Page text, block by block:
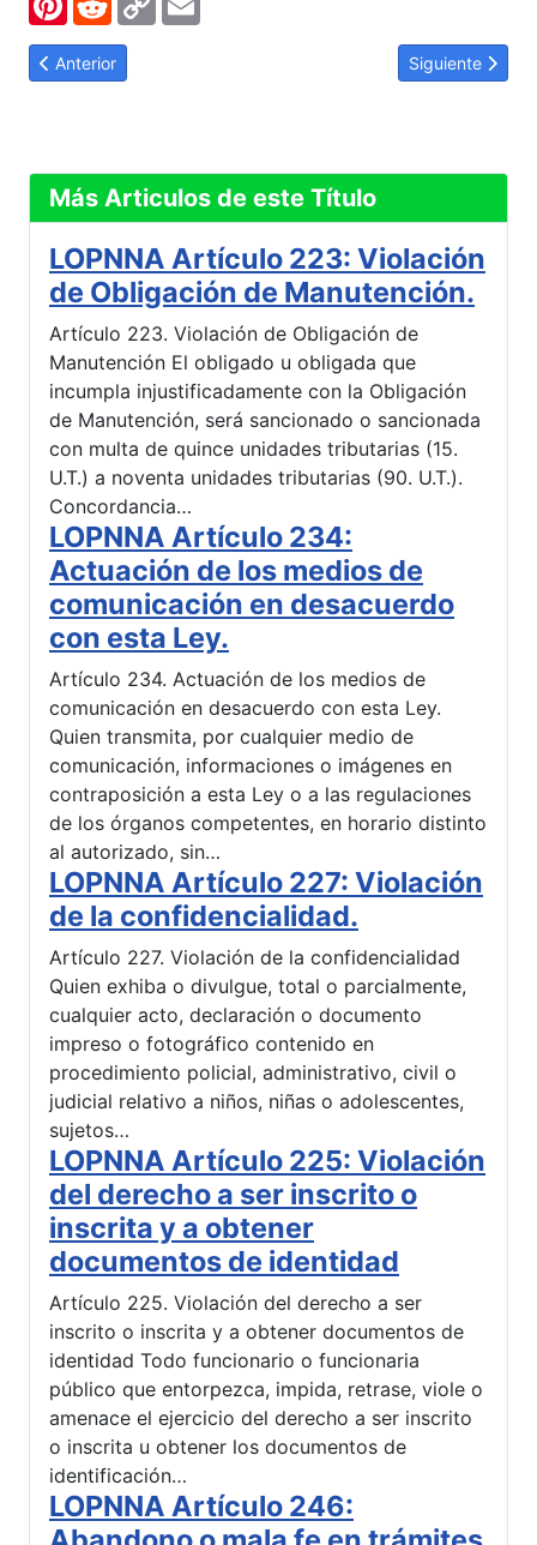
Artículo anterior: LOPNNA Artículo 243: Obstaculización de
Anterior Artículo
Siguiente
Más Articulos de este Título
LOPNNA Artículo 223: Violación
de Obligación de Manutención.
Artículo 223. Violación de Obligación de
Manutención El obligado u obligada que
incumpla injustificadamente con la Obligación
de Manutención, será sancionado o sancionada
con multa de quince unidades tributarias (15.
U.T.) a noventa unidades tributarias (90. U.T.).
Concordancia…
LOPNNA Artículo 234:
Actuación de los medios de
comunicación en desacuerdo
con esta Ley.
Artículo 234. Actuación de los medios de
comunicación en desacuerdo con esta Ley.
Quien transmita, por cualquier medio de
comunicación, informaciones o imágenes en
contraposición a esta Ley o a las regulaciones
de los órganos competentes, en horario distinto
al autorizado, sin…
LOPNNA Artículo 227: Violación
de la confidencialidad.
Artículo 227. Violación de la confidencialidad
Quien exhiba o divulgue, total o parcialmente,
cualquier acto, declaración o documento
impreso o fotográfico contenido en
procedimiento policial, administrativo, civil o
judicial relativo a niños, niñas o adolescentes,
sujetos…
LOPNNA Artículo 225: Violación
del derecho a ser inscrito o
inscrita y a obtener
documentos de identidad
Artículo 225. Violación del derecho a ser
inscrito o inscrita y a obtener documentos de
identidad Todo funcionario o funcionaria
público que entorpezca, impida, retrase, viole o
amenace el ejercicio del derecho a ser inscrito
o inscrita u obtener los documentos de
identificación…
LOPNNA Artículo 246: